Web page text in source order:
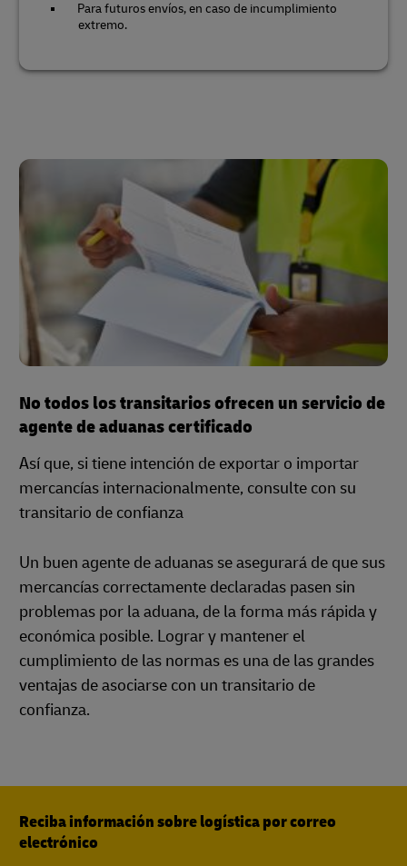
Para futuros envíos, en caso de incumplimiento
extremo.
No todos los transitarios ofrecen un servicio de
agente de aduanas certificado
Así que, si tiene intención de exportar o importar
mercancías internacionalmente, consulte con su
transitario de confianza
Un buen agente de aduanas se asegurará de que sus
mercancías correctamente declaradas pasen sin
problemas por la aduana, de la forma más rápida y
económica posible. Lograr y mantener el
cumplimiento de las normas es una de las grandes
ventajas de asociarse con un transitario de
confianza.
Reciba información sobre logística por correo
electrónico